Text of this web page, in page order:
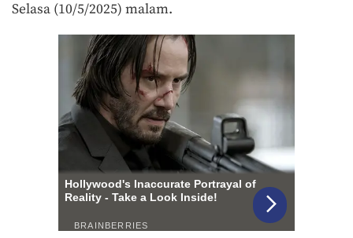
Selasa (10/5/2025) malam.